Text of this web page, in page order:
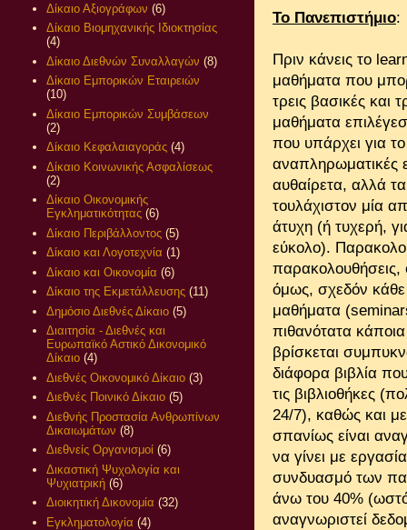
Το Πανεπιστήμιο:
Πριν κάνεις το
μαθήματα που
τρεις βασικές και
μαθήματα
που υπάρχει για
αναπληρωματικές
αυθαίρετα, αλλά
τουλάχιστον μία
άτυχη (ή τυχερή,
εύκολο).
παρακολουθήσεις,
όμως, σχεδόν κάθε
μαθήματα
πιθανότατα
βρίσκεται
διάφορα βιβλία
τις βιβλιοθήκες
24/7), καθώς και
σπανίως είναι
να γίνει με
συνδυασμό των
άνω του 40%
αναγνωριστεί
Δίκαιο Αξιογράφων (6)
Δίκαιο Βιομηχανικής Ιδιοκτησίας
(4)
Δίκαιο Διεθνών Συναλλαγών (8)
Δίκαιο Εμπορικών Εταιρειών
(10)
Δίκαιο Εμπορικών Συμβάσεων
(2)
Δίκαιο Κεφαλαιαγοράς (4)
Δίκαιο Κοινωνικής Ασφαλίσεως
(2)
Δίκαιο Οικονομικής
Εγκληματικότητας (6)
Δίκαιο Περιβάλλοντος (5)
Δίκαιο και Λογοτεχνία (1)
Δίκαιο και Οικονομία (6)
Δίκαιο της Εκμετάλλευσης (11)
Δημόσιο Διεθνές Δίκαιο (5)
Διαιτησία - Διεθνές και
Ευρωπαϊκό Αστικό Δικονομικό
Δίκαιο (4)
Διεθνές Οικονομικό Δίκαιο (3)
Διεθνές Ποινικό Δίκαιο (5)
Διεθνής Προστασία Ανθρωπίνων
Δικαιωμάτων (8)
Διεθνείς Οργανισμοί (6)
Δικαστική Ψυχολογία και
Ψυχιατρική (6)
Διοικητική Δικονομία (32)
Εγκληματολογία (4)